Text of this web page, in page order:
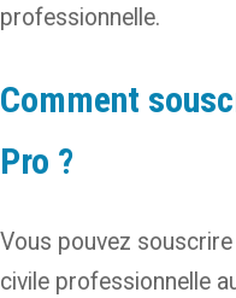
professionnelle.
Comment
Pro ?
Vous pouvez
civile professionnelle